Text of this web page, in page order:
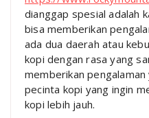
dianggap spesial adalah
bisa memberikan
ada dua daerah atau
kopi dengan rasa yang
memberikan
pecinta kopi yang ingin
kopi lebih jauh.